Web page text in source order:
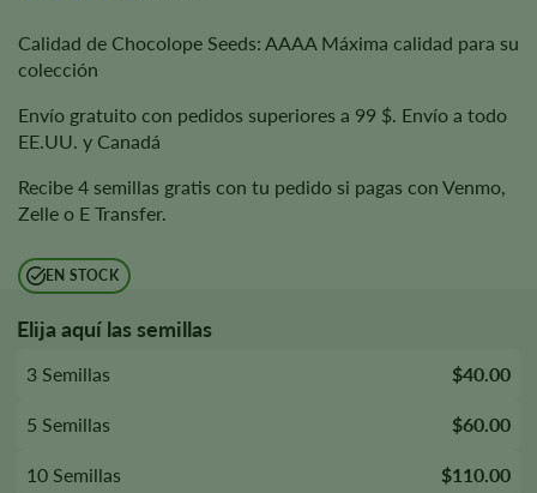
Calidad de Chocolope Seeds: AAAA Máxima calidad para su
colección
Envío gratuito con pedidos superiores a 99 $. Envío a todo
EE.UU. y Canadá
Recibe 4 semillas gratis con tu pedido si pagas con Venmo,
Zelle o E Transfer.
EN STOCK
Elija aquí las semillas
3 Semillas $40.00
5 Semillas $60.00
10 Semillas $110.00